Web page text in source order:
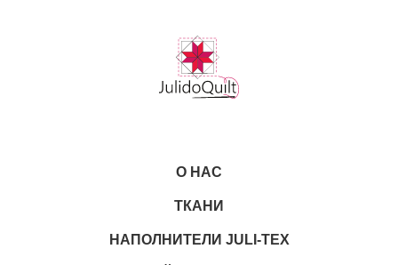
О НАС
ТКАНИ
НАПОЛНИТЕЛИ JULI-TEX